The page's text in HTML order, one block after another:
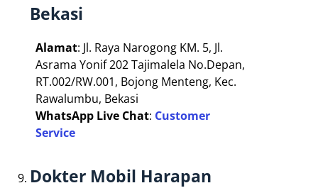
Bekasi
Alamat: Jl. Raya Narogong KM. 5, Jl.
Asrama Yonif 202 Tajimalela No.Depan,
RT.002/RW.001, Bojong Menteng, Kec.
Rawalumbu, Bekasi
WhatsApp Live Chat: Customer
Service
Dokter Mobil Harapan